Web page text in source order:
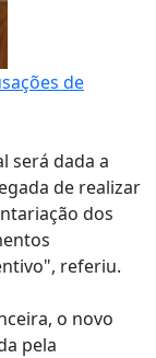
de
será dada a
de realizar
dos
referiu.
o novo
pela